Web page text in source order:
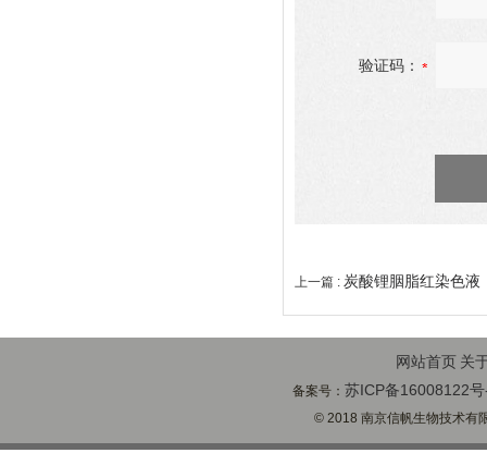
验证码：
上一篇 : 炭酸锂胭脂红染色液
网站首页 关
备案号： 苏ICP备16008122
© 2018 南京信帆生物技术有